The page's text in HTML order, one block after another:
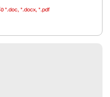
*.doc, *.docx, *.pdf